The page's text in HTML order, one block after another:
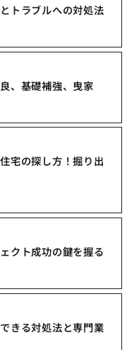
トラブルへの対処法
、基礎補強、曳家
宅の探し方！掘り出
クト成功の鍵を握る
きる対処法と専門業